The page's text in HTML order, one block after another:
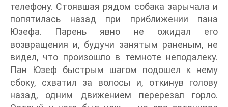
телефону. Стоявшая рядом собака зарычала и
попятилась назад при приближении пана
Юзефа. Парень явно не ожидал его
возвращения и, будучи занятым раненым, не
видел, что произошло в темноте неподалеку.
Пан Юзеф быстрым шагом подошел к нему
сбоку, схватил за волосы и, откинув голову
назад, одним движением перерезал горло.